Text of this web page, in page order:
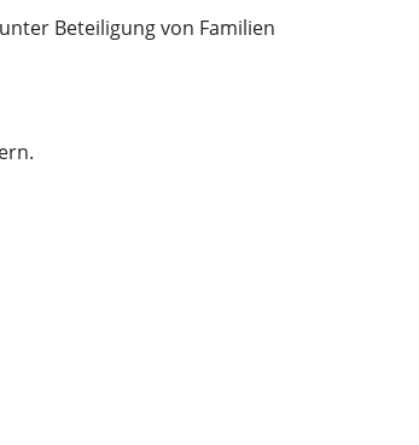
Beteiligung von Familien